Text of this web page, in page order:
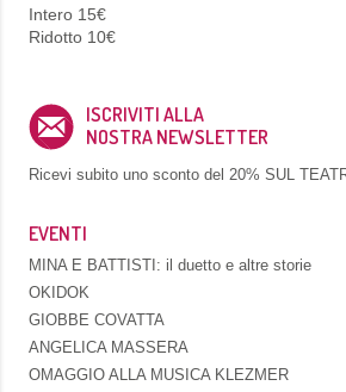
Intero 15€
Ridotto 10€
ISCRIVITI ALLA
NOSTRA NEWSLETTER
Ricevi subito uno sconto del 20% SUL
EVENTI
MINA E BATTISTI: il duetto e altre storie
OKIDOK
GIOBBE COVATTA
ANGELICA MASSERA
OMAGGIO ALLA MUSICA KLEZMER